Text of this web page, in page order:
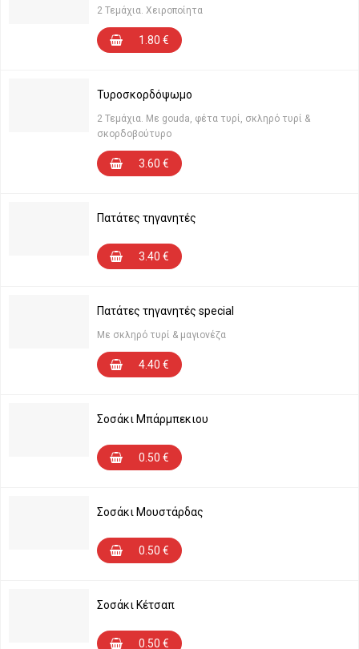
2 Τεμάχια. Χειροποίητα
1.80 €
Τυροσκορδόψωμο
2 Τεμάχια. Με gouda, φέτα τυρί, σκληρό τυρί &
σκορδοβούτυρο
3.60 €
Πατάτες τηγανητές
3.40 €
Πατάτες τηγανητές special
Με σκληρό τυρί & μαγιονέζα
4.40 €
Σοσάκι Μπάρμπεκιου
0.50 €
Σοσάκι Μουστάρδας
0.50 €
Σοσάκι Κέτσαπ
0.50 €